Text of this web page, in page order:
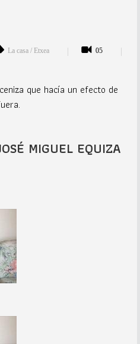
La casa / Etxea
05
que hacía un efecto de
MIGUEL EQUIZA